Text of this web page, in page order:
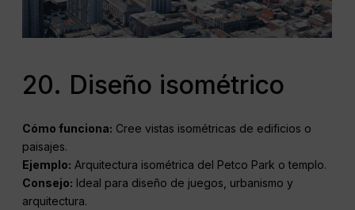
20. Diseño isométrico
Cómo funciona: Cree vistas isométricas de edificios o
paisajes.
Ejemplo: Arquitectura isométrica del Petco Park o templo.
Consejo: Ideal para diseño de juegos, urbanismo y
arquitectura.